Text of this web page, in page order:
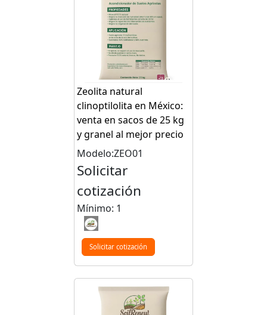
Zeolita natural
clinoptilolita en México:
venta en sacos de 25 kg
y granel al mejor precio
Modelo:ZEO01
Solicitar
cotización
Mínimo: 1
Solicitar cotización